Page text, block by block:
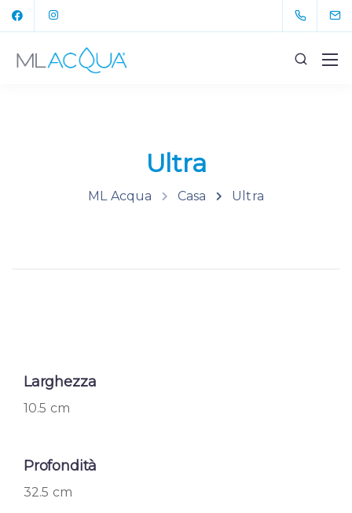
Ultra
ML Acqua Casa Ultra
Larghezza
10.5 cm
Profondità
32.5 cm